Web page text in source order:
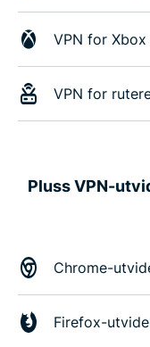
VPN for Xbox
VPN for
Pluss VPN-
Chrome-
Firefox-